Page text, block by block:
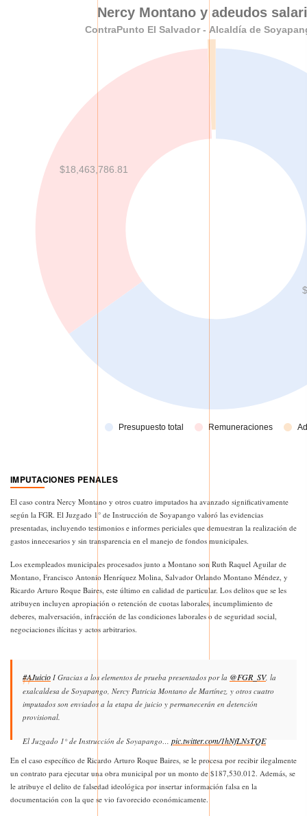
IMPUTACIONES PENALES
El caso contra Nercy Montano y otros cuatro imputados ha avanzado significativamente
según la FGR. El Juzgado 1° de Instrucción de Soyapango valoró las evidencias
presentadas, incluyendo testimonios e informes periciales que demuestran la realización de
gastos innecesarios y sin transparencia en el manejo de fondos municipales.
Los exempleados municipales procesados junto a Montano son Ruth Raquel Aguilar de
Montano, Francisco Antonio Henríquez Molina, Salvador Orlando Montano Méndez, y
Ricardo Arturo Roque Baires, este último en calidad de particular. Los delitos que se les
atribuyen incluyen apropiación o retención de cuotas laborales, incumplimiento de
deberes, malversación, infracción de las condiciones laborales o de seguridad social,
negociaciones ilícitas y actos arbitrarios.
#AJuicio I Gracias a los elementos de prueba presentados por la @FGR_SV, la
exalcaldesa de Soyapango, Nercy Patricia Montano de Martínez, y otros cuatro
imputados son enviados a la etapa de juicio y permanecerán en detención
provisional.
El Juzgado 1° de Instrucción de Soyapango… pic.twitter.com/1hNfLNsTQE
— Fiscalía General de la República El Salvador (@FGR_SV)October 19, 2024
En el caso específico de Ricardo Arturo Roque Baires, se le procesa por recibir ilegalmente
un contrato para ejecutar una obra municipal por un monto de $187,530.012. Además, se
le atribuye el delito de falsedad ideológica por insertar información falsa en la
documentación con la que se vio favorecido económicamente.